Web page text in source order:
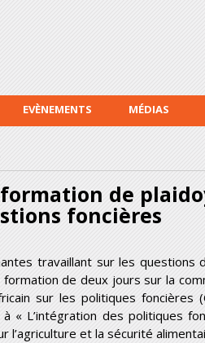
EVÈNEMENTS MÉDIAS
de
foncières
travaillant sur les questions
de deux jours sur la
sur les politiques foncières
« L’intégration des politiques
l’agriculture et la sécurité